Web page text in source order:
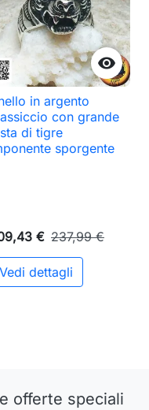

in argento
con grande
di tigre
sporgente
€ 237,99 €
Vedi dettagli
offerte speciali